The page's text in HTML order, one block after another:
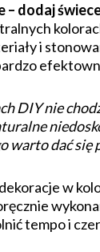
– dodaj
i
DIY nie
warto dać
w
tempo i